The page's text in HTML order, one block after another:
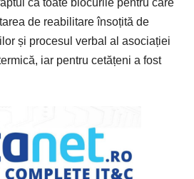
că toate blocurile pentru care
de reabilitare însoțită de
și procesul verbal al asociației
iar pentru cetățeni a fost